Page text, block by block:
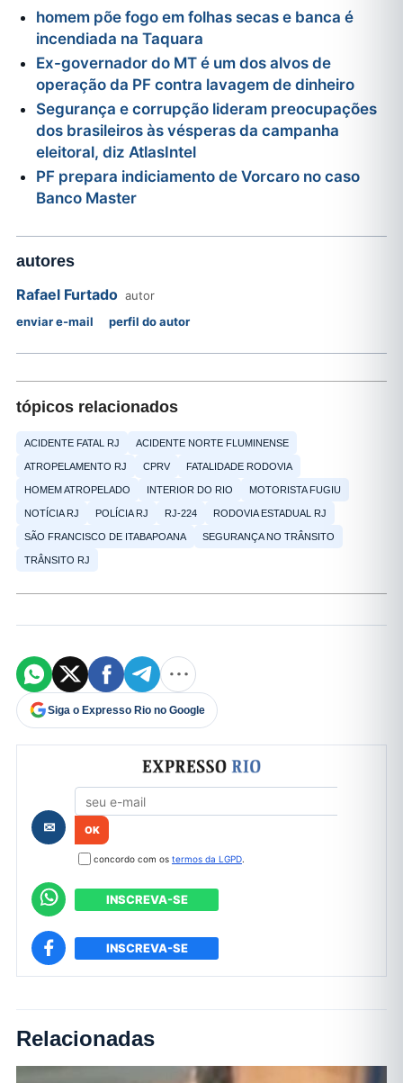
homem põe fogo em folhas secas e banca é
incendiada na Taquara
Ex-governador do MT é um dos alvos de
operação da PF contra lavagem de dinheiro
Segurança e corrupção lideram preocupações
dos brasileiros às vésperas da campanha
eleitoral, diz AtlasIntel
PF prepara indiciamento de Vorcaro no caso
Banco Master
autores
Rafael Furtado autor
enviar e-mail
perfil do autor
tópicos relacionados
ACIDENTE FATAL RJ ACIDENTE NORTE FLUMINENSE
ATROPELAMENTO RJ CPRV FATALIDADE RODOVIA
HOMEM ATROPELADO INTERIOR DO RIO MOTORISTA FUGIU
NOTÍCIA RJ POLÍCIA RJ RJ-224 RODOVIA ESTADUAL RJ
SÃO FRANCISCO DE ITABAPOANA SEGURANÇA NO TRÂNSITO
TRÂNSITO RJ
Siga o Expresso Rio no Google
Formulário de cadastro
✉
concordo com os termos da LGPD.
INSCREVA-SE
INSCREVA-SE
Relacionadas